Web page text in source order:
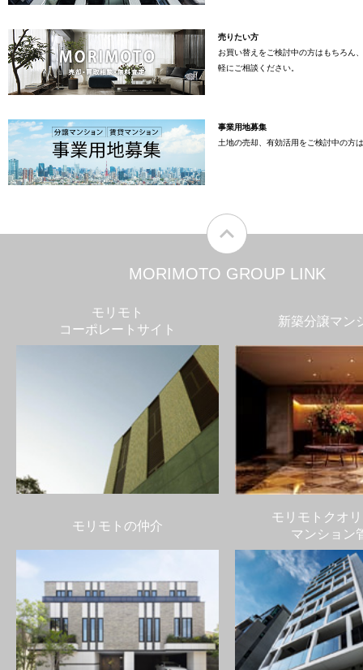
売りたい方
お買い替えをご検討中の方はもちろん
軽にご相談ください。
事業用地募集
土地の売却、有効活用をご検討中の方
MORIMOTO GROUP LINK
モリモト
コーポレートサイト
新築分譲マン
モリモトの仲介
モリモトクオ
マンション